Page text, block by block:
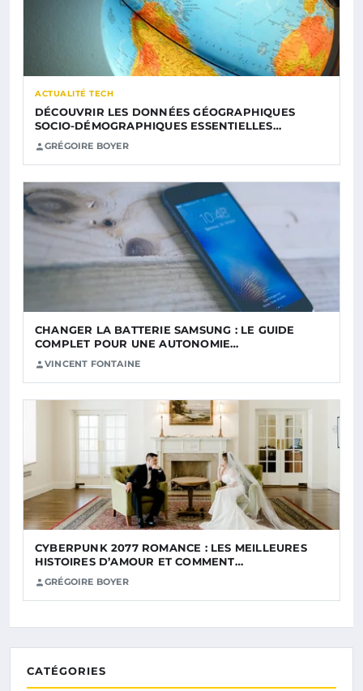
ACTUALITÉ TECH
DÉCOUVRIR LES DONNÉES GÉOGRAPHIQUES
SOCIO-DÉMOGRAPHIQUES ESSENTIELLES…
GRÉGOIRE BOYER
CHANGER LA BATTERIE SAMSUNG : LE GUIDE
COMPLET POUR UNE AUTONOMIE…
VINCENT FONTAINE
CYBERPUNK 2077 ROMANCE : LES MEILLEURES
HISTOIRES D’AMOUR ET COMMENT…
GRÉGOIRE BOYER
CATÉGORIES